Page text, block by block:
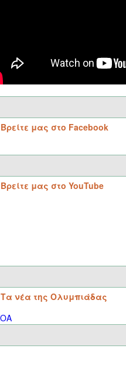
Βρείτε μας στο Facebook
Βρείτε μας στο YouTube
Τα νέα της Ολυμπιάδας